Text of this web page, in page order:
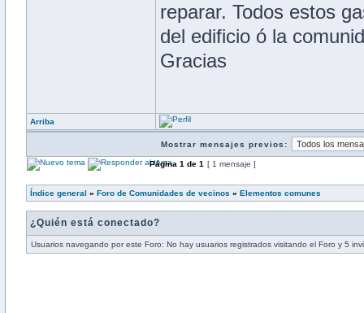
reparar. Todos estos
del edificio ó la
Gracias
Arriba
Mostrar mensajes previos:
Página 1 de 1 [ 1 mensaje ]
Índice general » Foro de Comunidades de vecinos » Elementos comunes
¿Quién está conectado?
Usuarios navegando por este Foro: No hay usuarios registrados visitando el Foro y 5